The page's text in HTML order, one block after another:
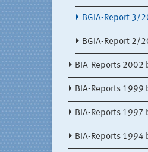
BGIA-Report 3/
BGIA-Report 2/
BIA-Reports 2002
BIA-Reports 1999
BIA-Reports 1997
BIA-Reports 1994